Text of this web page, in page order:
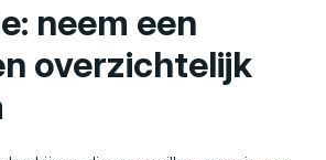
neem een
overzichtelijk